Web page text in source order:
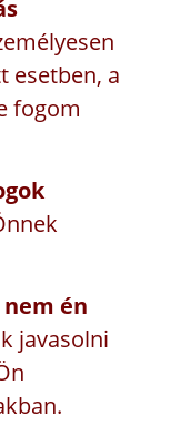
esetben, a
fogom
én
javasolni